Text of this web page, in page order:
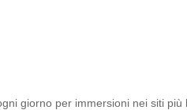
giorno per immersioni nei siti